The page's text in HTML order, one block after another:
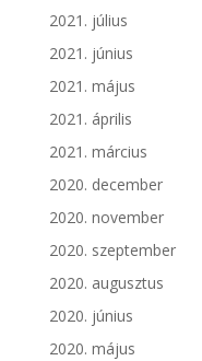
2021. július
2021. június
2021. május
2021. április
2021. március
2020. december
2020. november
2020. szeptember
2020. augusztus
2020. június
2020. május